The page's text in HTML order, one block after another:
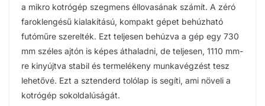
a mikro kotrógép szegmens éllovasának számít. A zéró
faroklengésű kialakítású, kompakt gépet behúzható
futóműre szerelték. Ezt teljesen behúzva a gép egy 730
mm széles ajtón is képes áthaladni, de teljesen, 1110 mm-
re kinyújtva stabil és termelékeny munkavégzést tesz
lehetővé. Ezt a sztenderd tolólap is segíti, ami növeli a
kotrógép sokoldalúságát.